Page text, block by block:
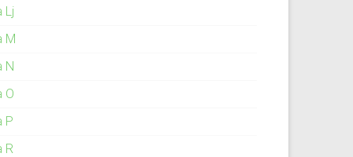
Lj
M
N
O
P
R